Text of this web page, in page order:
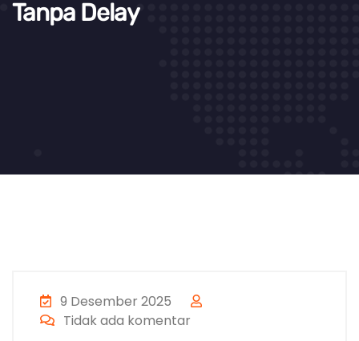
Tanpa Delay
9 Desember 2025
Tidak ada komentar